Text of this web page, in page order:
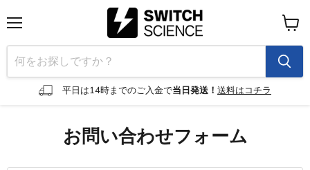
ニ
ュ
ー
平日は14時までのご入金で当日発送！ 送料はコチラ
カ
ー
ト
を
見
お問い合わせフォーム